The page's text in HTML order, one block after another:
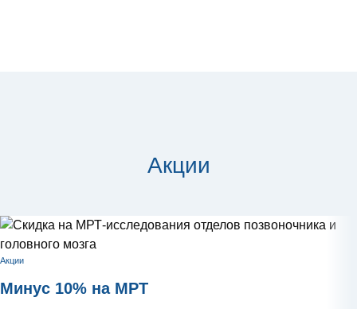
Акции
Акции
Минус 10% на МРТ